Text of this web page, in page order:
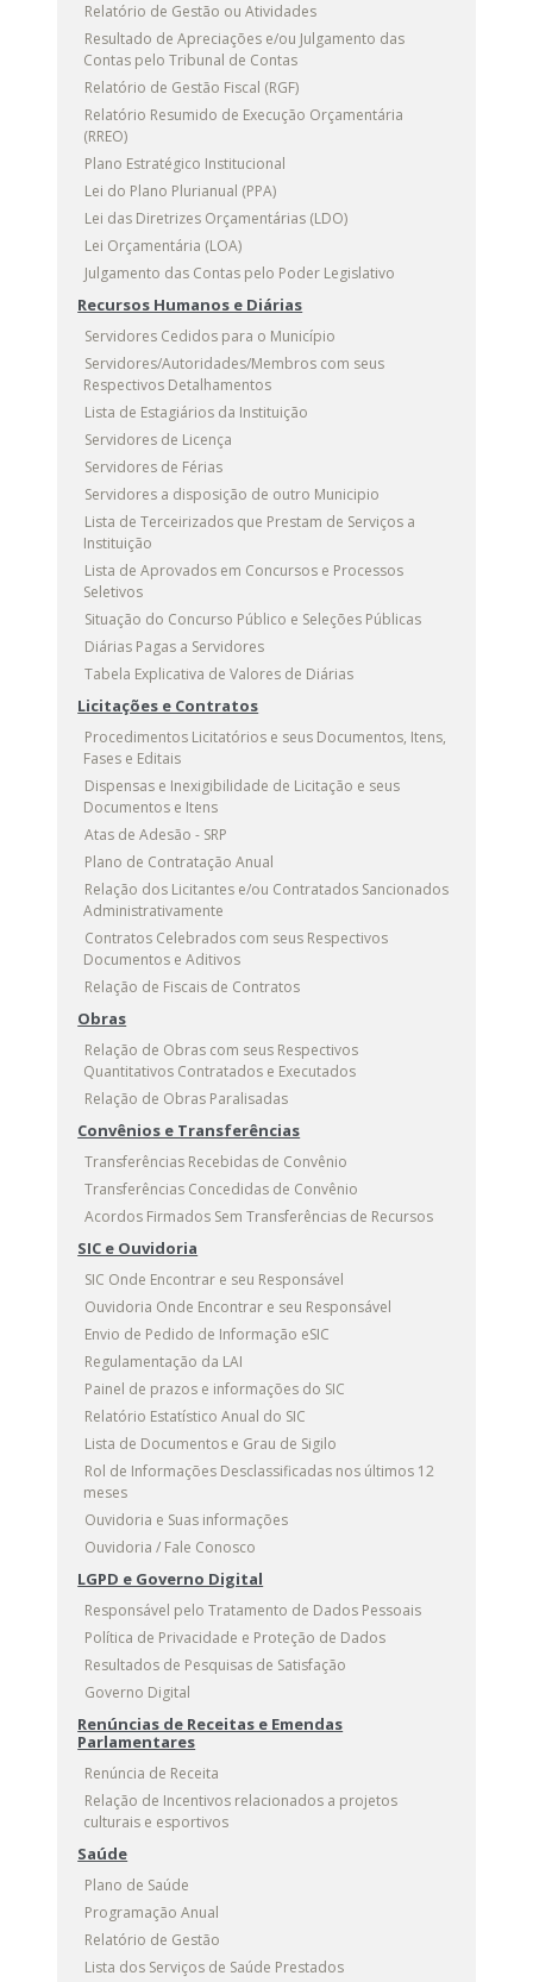
Relatório de Gestão ou Atividades
Resultado de Apreciações e/ou Julgamento das
Contas pelo Tribunal de Contas
Relatório de Gestão Fiscal (RGF)
Relatório Resumido de Execução Orçamentária
(RREO)
Plano Estratégico Institucional
Lei do Plano Plurianual (PPA)
Lei das Diretrizes Orçamentárias (LDO)
Lei Orçamentária (LOA)
Julgamento das Contas pelo Poder Legislativo
Recursos Humanos e Diárias
Servidores Cedidos para o Município
Servidores/Autoridades/Membros com seus
Respectivos Detalhamentos
Lista de Estagiários da Instituição
Servidores de Licença
Servidores de Férias
Servidores a disposição de outro Municipio
Lista de Terceirizados que Prestam de Serviços a
Instituição
Lista de Aprovados em Concursos e Processos
Seletivos
Situação do Concurso Público e Seleções Públicas
Diárias Pagas a Servidores
Tabela Explicativa de Valores de Diárias
Licitações e Contratos
Procedimentos Licitatórios e seus Documentos, Itens,
Fases e Editais
Dispensas e Inexigibilidade de Licitação e seus
Documentos e Itens
Atas de Adesão - SRP
Plano de Contratação Anual
Relação dos Licitantes e/ou Contratados Sancionados
Administrativamente
Contratos Celebrados com seus Respectivos
Documentos e Aditivos
Relação de Fiscais de Contratos
Obras
Relação de Obras com seus Respectivos
Quantitativos Contratados e Executados
Relação de Obras Paralisadas
Convênios e Transferências
Transferências Recebidas de Convênio
Transferências Concedidas de Convênio
Acordos Firmados Sem Transferências de Recursos
SIC e Ouvidoria
SIC Onde Encontrar e seu Responsável
Ouvidoria Onde Encontrar e seu Responsável
Envio de Pedido de Informação eSIC
Regulamentação da LAI
Painel de prazos e informações do SIC
Relatório Estatístico Anual do SIC
Lista de Documentos e Grau de Sigilo
Rol de Informações Desclassificadas nos últimos 12
meses
Ouvidoria e Suas informações
Ouvidoria / Fale Conosco
LGPD e Governo Digital
Responsável pelo Tratamento de Dados Pessoais
Política de Privacidade e Proteção de Dados
Resultados de Pesquisas de Satisfação
Governo Digital
Renúncias de Receitas e Emendas
Parlamentares
Renúncia de Receita
Relação de Incentivos relacionados a projetos
culturais e esportivos
Saúde
Plano de Saúde
Programação Anual
Relatório de Gestão
Lista dos Serviços de Saúde Prestados